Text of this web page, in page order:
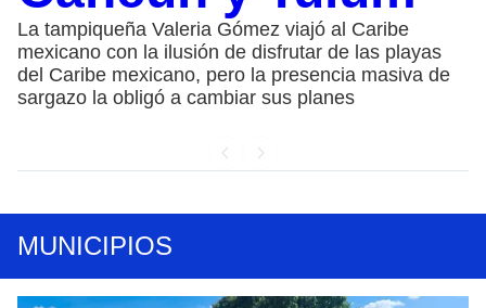
La tampiqueña Valeria Gómez viajó al Caribe
mexicano con la ilusión de disfrutar de las playas
del Caribe mexicano, pero la presencia masiva de
sargazo la obligó a cambiar sus planes
MUNICIPIOS